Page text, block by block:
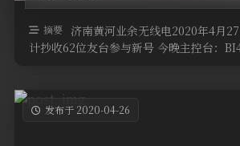
摘要 济南黄河业余无线电2020年4月
计抄收62位友台参与新号 今晚主控台：
发布于 2020-04-26